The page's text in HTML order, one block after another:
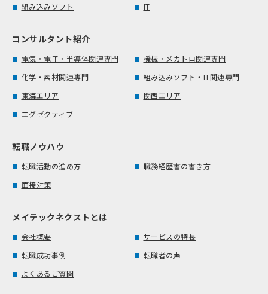
組み込みソフト
IT
コンサルタント紹介
電気・電子・半導体関連専門
機械・メカトロ関連専門
化学・素材関連専門
組み込みソフト・IT関連専門
東海エリア
関西エリア
エグゼクティブ
転職ノウハウ
転職活動の進め方
職務経歴書の書き方
面接対策
メイテックネクストとは
会社概要
サービスの特長
転職成功事例
転職者の声
よくあるご質問